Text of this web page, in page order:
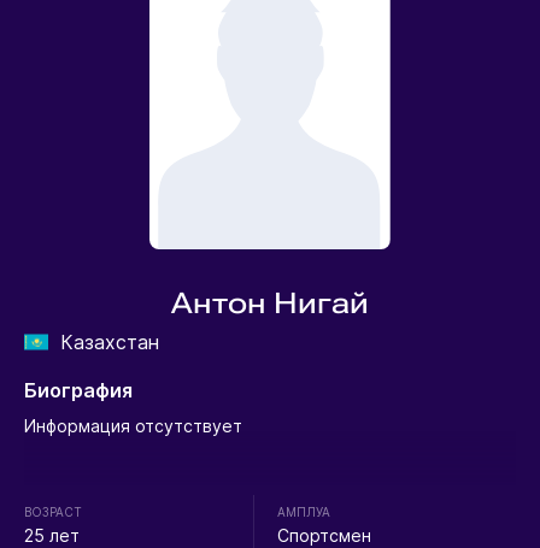
Антон Нигай
Казахстан
Биография
Информация отсутствует
ВОЗРАСТ
25 лет
АМПЛУА
Спортсмен